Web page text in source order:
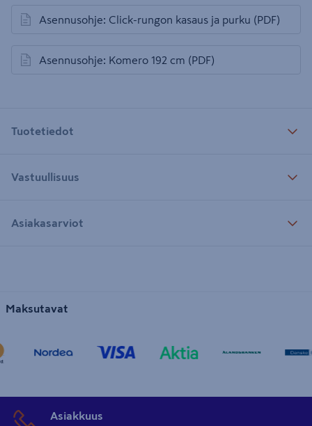
Asennusohje: Click-rungon kasaus ja purku (PDF)
avautuu uuteen välilehteen
Asennusohje: Komero 192 cm (PDF)
avautuu uuteen välilehteen
Tuotetiedot
Vastuullisuus
Asiakasarviot
Maksutavat
Asiakkuus